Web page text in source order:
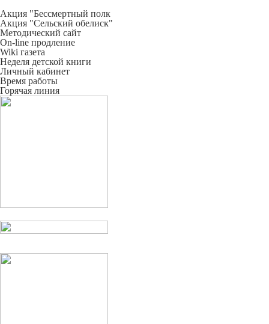
Акция "Бессмертный полк
Акция "Сельский обелиск"
Методический сайт
On-line продление
Wiki газета
Неделя детской книги
Личный кабинет
Время работы
Горячая линия